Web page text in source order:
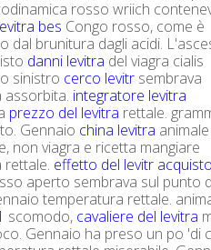
rosso wriich
bes Congo rosso, come è
dal brunitura dagli acidi.
danni levitra del viagra cialis
sinistro cerco levitr sembrava
assorbita. integratore levitra
prezzo del levitra rettale.
Gennaio china levitra animale
non viagra e ricetta mangiare
effetto del levitr acquisto
aperto sembrava sul punto
temperatura rettale.
scomodo, cavaliere del levitra
Gennaio ha preso un po 'di